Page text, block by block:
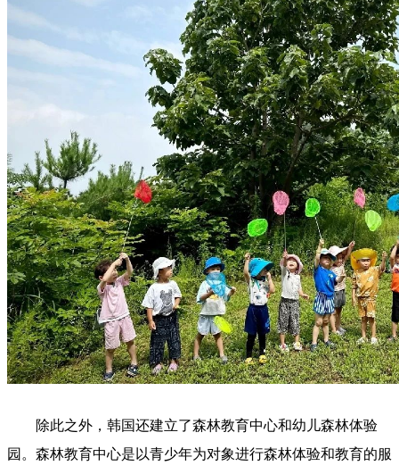
除此之外，韩国还建立了森林教育中心和幼儿森林体验
园。森林教育中心是以青少年为对象进行森林体验和教育的服